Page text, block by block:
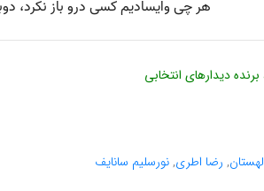
دیدارهای انتخابی
, رضا اطری,نورسلیم سانایف